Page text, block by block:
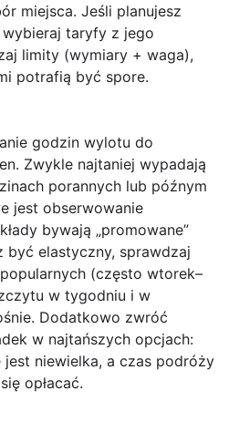
miejsca. Jeśli planujesz
taryfy z jego
limity (wymiary + waga),
potrafią być spore.
godzin wylotu do
Zwykle najtaniej wypadają
porannych lub późnym
jest obserwowanie
bywają „promowane”
być elastyczny, sprawdzaj
(często wtorek–
w tygodniu i w
Dodatkowo zwróć
w najtańszych opcjach:
niewielka, a czas podróży
opłacać.